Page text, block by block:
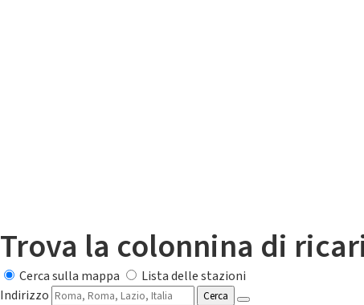
Trova la colonnina di
Cerca sulla mappa
Lista delle stazioni
Indirizzo
Cerca